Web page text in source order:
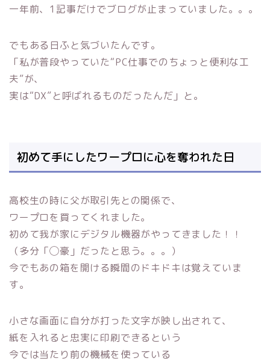
一年前、1記事だけでブログが止まっていました。。。
でもある日ふと気づいたんです。
「私が普段やっていた“PC仕事でのちょっと便利な工
夫”が、
実は“DX”と呼ばれるものだったんだ」と。
初めて手にしたワープロに心を奪われた日
高校生の時に父が取引先との関係で、
ワープロを買ってくれました。
初めて我が家にデジタル機器がやってきました！！
（多分「◯豪」だったと思う。。。）
今でもあの箱を開ける瞬間のドキドキは覚えていま
す。
小さな画面に自分が打った文字が映し出されて、
紙を入れると忠実に印刷できるという
今では当たり前の機械を使っている